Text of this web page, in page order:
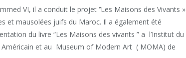
VI, il a conduit le projet ‘’Les Maisons des Vivants »
et mausolées juifs du Maroc. Il a également été
du livre “Les Maisons des vivants ” a l’Institut du
Américain et au Museum of Modern Art ( MOMA) de